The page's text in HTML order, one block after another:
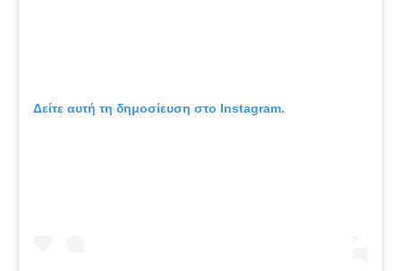
Δείτε αυτή τη δημοσίευση στο Instagram.